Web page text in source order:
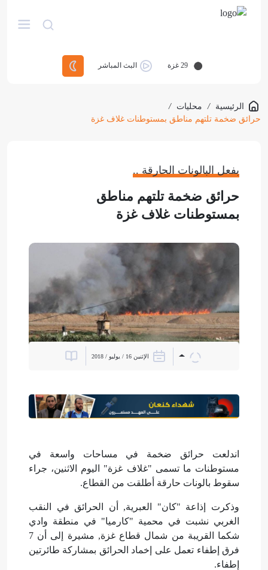
29 غزة البث المباشر
الرئيسية / محليات
/
حرائق ضخمة تلتهم مناطق بمستوطنات غلاف غزة
بفعل البالونات الحارقة ..
حرائق ضخمة تلتهم مناطق
بمستوطنات غلاف غزة
الإثنين 16 / يوليو / 2018
اندلعت حرائق ضخمة في مساحات واسعة في
مستوطنات ما تسمى "غلاف غزة" اليوم الاثنين، جراء
سقوط بالونات حارقة أطلقت من القطاع.
وذكرت إذاعة "كان" العبرية, أن الحرائق في النقب
الغربي نشبت في محمية "كارميا" في منطقة وادي
شكما القريبة من شمال قطاع غزة, مشيرة إلى أن 7
فرق إطفاء تعمل على إخماد الحرائق بمشاركة طائرتين
إطفاء.